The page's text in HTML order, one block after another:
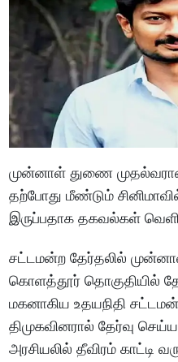
முன்னாள் துணை
தற்போது மீண்டும்
இருப்பதாக தகவல்கள்
சட்டமன்ற தேர்தலில்
கொளத்தூர் தொகுதியில்
மகனாகிய உதயநிதி
திமுகவினரால் தேர்வு
அரசியலில் தீவிரம் காட்டி